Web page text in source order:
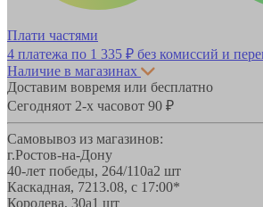
Плати частями
4 платежа по 1 335 ₽ без комиссий и
Наличие в магазинах
Доставим вовремя или бесплатно
Сегодняот 2-х часовот 90 ₽
Самовывоз из магазинов:
г.Ростов-на-Дону
40-лет победы, 264/110а2 шт
Каскадная, 7213.08, с 17:00*
Королева, 30а1 шт